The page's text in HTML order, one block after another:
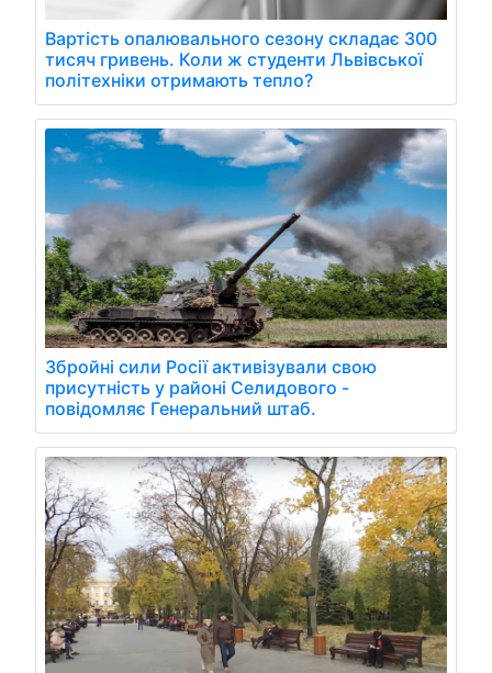
Вартість опалювального сезону складає 300
тисяч гривень. Коли ж студенти Львівської
політехніки отримають тепло?
Збройні сили Росії активізували свою
присутність у районі Селидового -
повідомляє Генеральний штаб.